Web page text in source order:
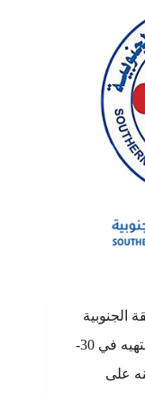
الجنوبية
بخصوص النتائج المالية الاولية للفتره المنتهيه في 30-
على